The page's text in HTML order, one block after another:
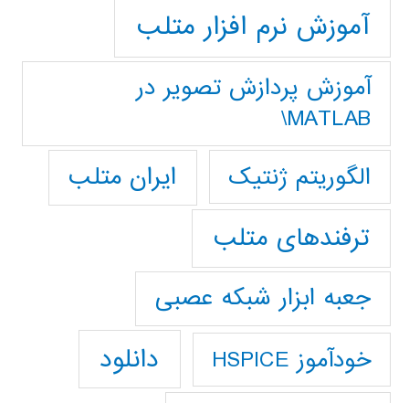
آموزش نرم افزار متلب
آموزش پردازش تصوير در
MATLAB\
الگوریتم ژنتیک
ایران متلب
ترفندهای متلب
جعبه ابزار شبکه عصبی
خودآموز HSPICE دانلود